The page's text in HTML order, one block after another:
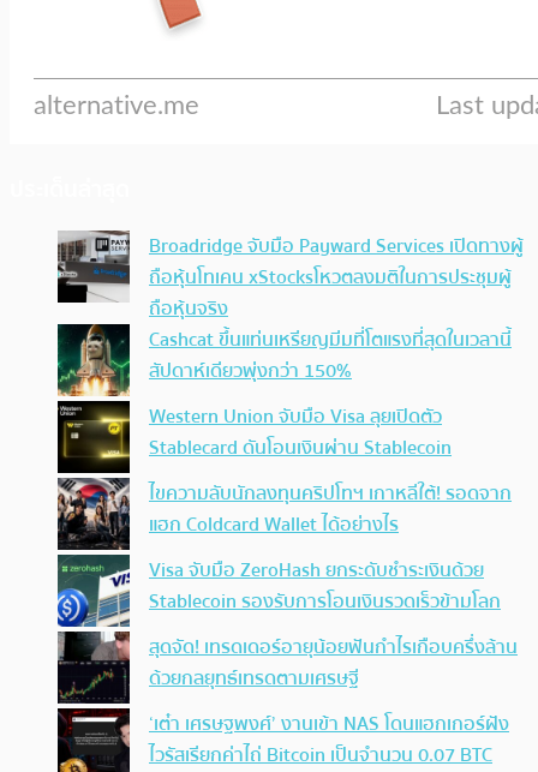
Broadridge จับมือ Payward Services เปิดทางผู้
ถือหุ้นโทเคน xStocksโหวตลงมติในการประชุมผู้
ถือหุ้นจริง
Cashcat ขึ้นแท่นเหรียญมีมที่โตแรงที่สุดในเวลานี้
สัปดาห์เดียวพุ่งกว่า 150%
Western Union จับมือ Visa ลุยเปิดตัว
Stablecard ดันโอนเงินผ่าน Stablecoin
ไขความลับนักลงทุนคริปโทฯ เกาหลีใต้! รอดจาก
แฮก Coldcard Wallet ได้อย่างไร
Visa จับมือ ZeroHash ยกระดับชำระเงินด้วย
Stablecoin รองรับการโอนเงินรวดเร็วข้ามโลก
สุดจัด! เทรดเดอร์อายุน้อยฟันกำไรเกือบครึ่งล้าน
ด้วยกลยุทธ์เทรดตามเศรษฐี
‘เต๋า เศรษฐพงศ์’ งานเข้า NAS โดนแฮกเกอร์ฝัง
ไวรัสเรียกค่าไถ่ Bitcoin เป็นจำนวน 0.07 BTC